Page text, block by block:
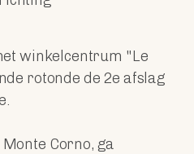
winkelcentrum "Le
rotonde de 2e afslag
Corno, ga